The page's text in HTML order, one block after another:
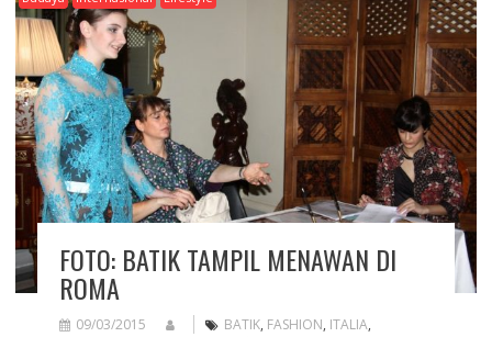
FOTO: BATIK TAMPIL MENAWAN DI
ROMA
09/03/2015 BATIK, FASHION, ITALIA,